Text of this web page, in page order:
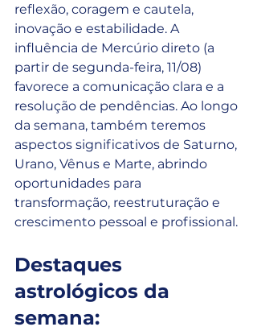
reflexão, coragem e cautela,
inovação e estabilidade. A
influência de Mercúrio direto (a
partir de segunda-feira, 11/08)
favorece a comunicação clara e a
resolução de pendências. Ao longo
da semana, também teremos
aspectos significativos de Saturno,
Urano, Vênus e Marte, abrindo
oportunidades para
transformação, reestruturação e
crescimento pessoal e profissional.
Destaques
astrológicos da
semana: